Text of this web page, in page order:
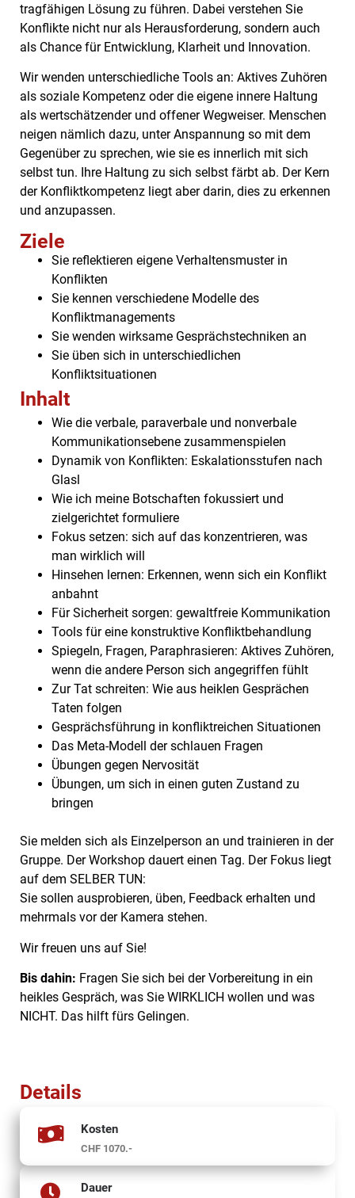
tragfähigen Lösung zu führen. Dabei verstehen Sie
Konflikte nicht nur als Herausforderung, sondern auch
als Chance für Entwicklung, Klarheit und Innovation.
Wir wenden unterschiedliche Tools an: Aktives Zuhören
als soziale Kompetenz oder die eigene innere Haltung
als wertschätzender und offener Wegweiser. Menschen
neigen nämlich dazu, unter Anspannung so mit dem
Gegenüber zu sprechen, wie sie es innerlich mit sich
selbst tun. Ihre Haltung zu sich selbst färbt ab. Der Kern
der Konfliktkompetenz liegt aber darin, dies zu erkennen
und anzupassen.
Ziele
Sie reflektieren eigene Verhaltensmuster in
Konflikten
Sie kennen verschiedene Modelle des
Konfliktmanagements
Sie wenden wirksame Gesprächstechniken an
Sie üben sich in unterschiedlichen
Konfliktsituationen
Inhalt
Wie die verbale, paraverbale und nonverbale
Kommunikationsebene zusammenspielen
Dynamik von Konflikten: Eskalationsstufen nach
Glasl
Wie ich meine Botschaften fokussiert und
zielgerichtet formuliere
Fokus setzen: sich auf das konzentrieren, was
man wirklich will
Hinsehen lernen: Erkennen, wenn sich ein Konflikt
anbahnt
Für Sicherheit sorgen: gewaltfreie Kommunikation
Tools für eine konstruktive Konfliktbehandlung
Spiegeln, Fragen, Paraphrasieren: Aktives Zuhören,
wenn die andere Person sich angegriffen fühlt
Zur Tat schreiten: Wie aus heiklen Gesprächen
Taten folgen
Gesprächsführung in konfliktreichen Situationen
Das Meta-Modell der schlauen Fragen
Übungen gegen Nervosität
Übungen, um sich in einen guten Zustand zu
bringen
Sie melden sich als Einzelperson an und trainieren in der
Gruppe. Der Workshop dauert einen Tag. Der Fokus liegt
auf dem SELBER TUN:
Sie sollen ausprobieren, üben, Feedback erhalten und
mehrmals vor der Kamera stehen.
Wir freuen uns auf Sie!
Bis dahin: Fragen Sie sich bei der Vorbereitung in ein
heikles Gespräch, was Sie WIRKLICH wollen und was
NICHT. Das hilft fürs Gelingen.
Details
Kosten
CHF 1070.-
Dauer